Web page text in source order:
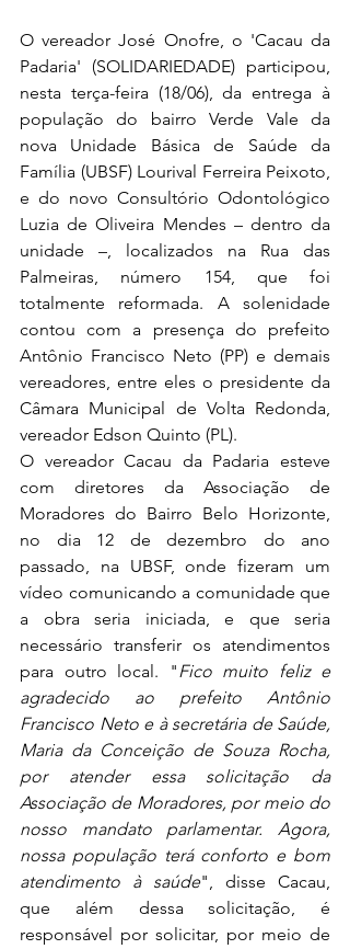
O vereador José Onofre, o 'Cacau da
Padaria' (SOLIDARIEDADE) participou,
nesta terça-feira (18/06), da entrega à
população do bairro Verde Vale da
nova Unidade Básica de Saúde da
Família (UBSF) Lourival Ferreira Peixoto,
e do novo Consultório Odontológico
Luzia de Oliveira Mendes – dentro da
unidade –, localizados na Rua das
Palmeiras, número 154, que foi
totalmente reformada. A solenidade
contou com a presença do prefeito
Antônio Francisco Neto (PP) e demais
vereadores, entre eles o presidente da
Câmara Municipal de Volta Redonda,
vereador Edson Quinto (PL).
O vereador Cacau da Padaria esteve
com diretores da Associação de
Moradores do Bairro Belo Horizonte,
no dia 12 de dezembro do ano
passado, na UBSF, onde fizeram um
vídeo comunicando a comunidade que
a obra seria iniciada, e que seria
necessário transferir os atendimentos
para outro local. "Fico muito feliz e
agradecido ao prefeito Antônio
Francisco Neto e à secretária de Saúde,
Maria da Conceição de Souza Rocha,
por atender essa solicitação da
Associação de Moradores, por meio do
nosso mandato parlamentar. Agora,
nossa população terá conforto e bom
atendimento à saúde", disse Cacau,
que além dessa solicitação, é
responsável por solicitar, por meio de